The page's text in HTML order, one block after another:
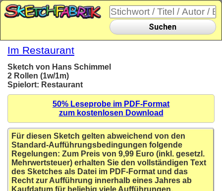
Suchen
Im Restaurant
Sketch von Hans Schimmel
2 Rollen (1w/1m)
Spielort: Restaurant
50% Leseprobe im PDF-Format
zum kostenlosen Download
Für diesen Sketch gelten abweichend von den
Standard-Aufführungsbedingungen folgende
Regelungen: Zum Preis von 9,99 Euro (inkl. gesetzl.
Mehrwertsteuer) erhalten Sie den vollständigen Text
des Sketches als Datei im PDF-Format und das
Recht zur Aufführung innerhalb eines Jahres ab